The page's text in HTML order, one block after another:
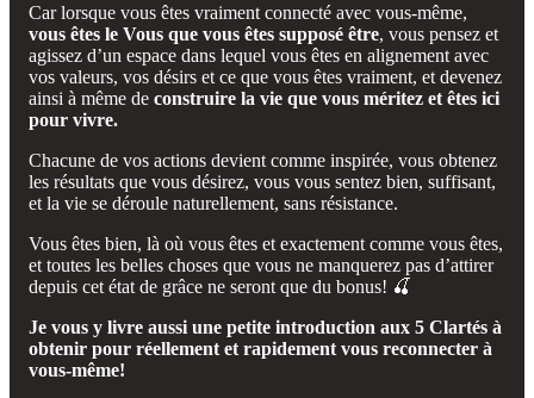
Car lorsque vous êtes vraiment connecté avec vous-même,
vous êtes le Vous que vous êtes supposé être, vous pensez et
agissez d’un espace dans lequel vous êtes en alignement avec
vos valeurs, vos désirs et ce que vous êtes vraiment, et devenez
ainsi à même de construire la vie que vous méritez et êtes ici
pour vivre.
Chacune de vos actions devient comme inspirée, vous obtenez
les résultats que vous désirez, vous vous sentez bien, suffisant,
et la vie se déroule naturellement, sans résistance.
Vous êtes bien, là où vous êtes et exactement comme vous êtes,
et toutes les belles choses que vous ne manquerez pas d’attirer
depuis cet état de grâce ne seront que du bonus! 🍒
Je vous y livre aussi une petite introduction aux 5 Clartés à
obtenir pour réellement et rapidement vous reconnecter à
vous-même!